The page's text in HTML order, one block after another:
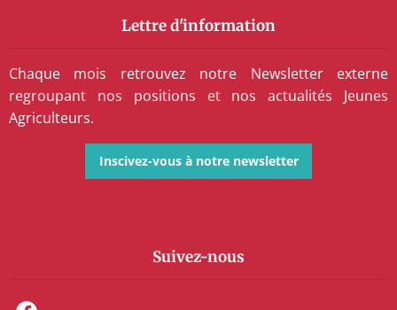
Lettre d'information
Chaque mois retrouvez notre Newsletter externe
regroupant nos positions et nos actualités Jeunes
Agriculteurs.
Inscivez-vous à notre newsletter
Suivez-nous